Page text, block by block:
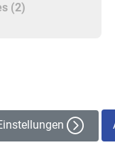
(2)
Förderung